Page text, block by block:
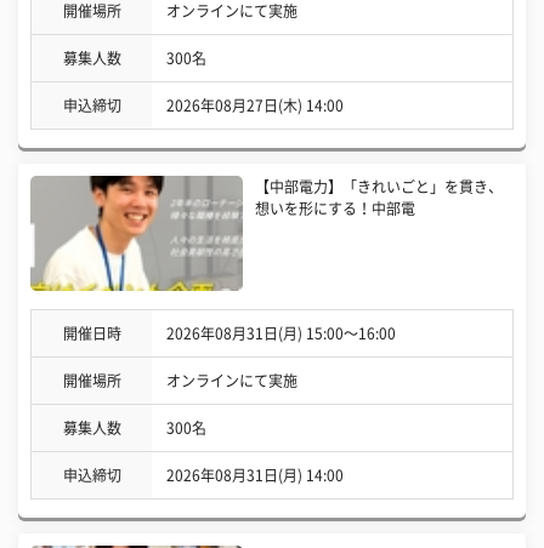
開催場所 オンラインにて実施
募集人数 300名
申込締切 2026年08月27日(木) 14:00
【中部電力】「きれいごと」を貫き、
想いを形にする！中部電
開催日時 2026年08月31日(月) 15:00〜16:00
開催場所 オンラインにて実施
募集人数 300名
申込締切 2026年08月31日(月) 14:00